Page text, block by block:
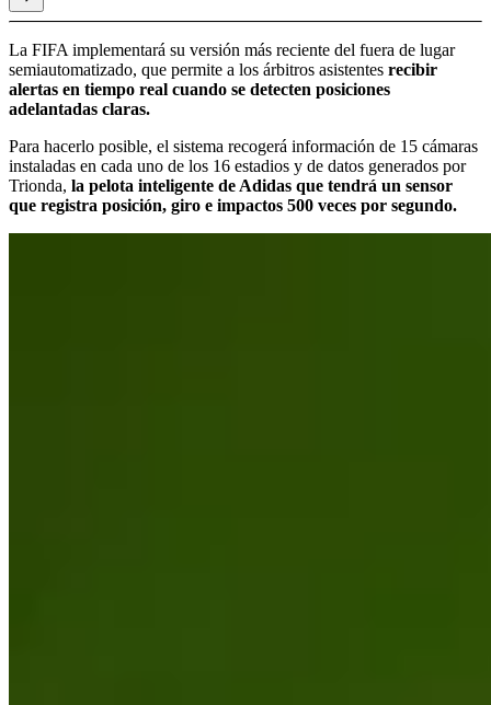
La FIFA implementará su versión más reciente del fuera de lugar
semiautomatizado, que permite a los árbitros asistentes recibir
alertas en tiempo real cuando se detecten posiciones
adelantadas claras.
Para hacerlo posible, el sistema recogerá información de 15 cámaras
instaladas en cada uno de los 16 estadios y de datos generados por
Trionda, la pelota inteligente de Adidas que tendrá un sensor
que registra posición, giro e impactos 500 veces por segundo.